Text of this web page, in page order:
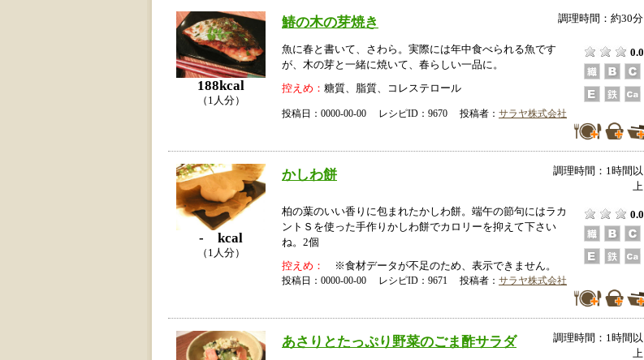
188kcal
（1人分）
鰆の木の芽焼き 調理時間：約30分
魚に春と書いて、さわら。実際には年中食べられる魚です
が、木の芽と一緒に焼いて、春らしい一品に。
0.0
控えめ： 糖質、脂質、コレステロール
投稿日：0000-00-00 レシピID：9670 投稿者： サラヤ株式会社
- kcal
（1人分）
かしわ餅
調理時間：1時間以
上
柏の葉のいい香りに包まれたかしわ餅。端午の節句にはラカ
ントＳを使った手作りかしわ餅でカロリーを抑えて下さい
ね。2個
0.0
控えめ： ※食材データが不足のため、表示できません。
投稿日：0000-00-00 レシピID：9671 投稿者： サラヤ株式会社
あさりとたっぷり野菜のごま酢サラダ
調理時間：1時間以
上